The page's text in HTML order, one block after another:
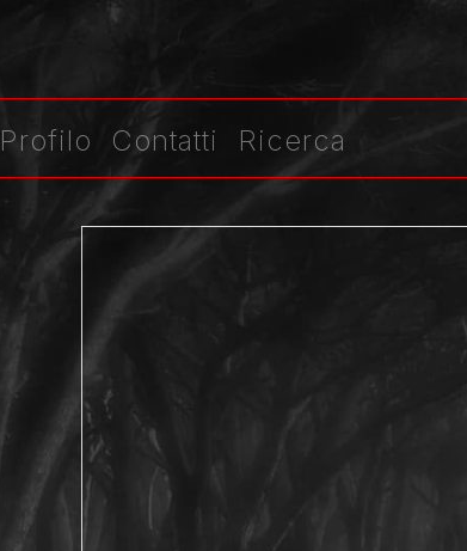
Profilo Contatti Ricerca